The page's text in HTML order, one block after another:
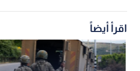
اقرأ أيضاً